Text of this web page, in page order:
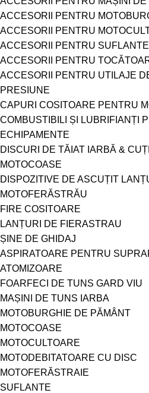
ACCESORII PENTRU
ACCESORII PENTRU
ACCESORII PENTRU SUFLANTE
ACCESORII PENTRU
ACCESORII PENTRU UTILAJE
PRESIUNE
CAPURI COSITOARE PENTRU
COMBUSTIBILI ȘI LUBRIFIANȚI
ECHIPAMENTE
DISCURI DE TĂIAT IARBĂ &
MOTOCOASE
DISPOZITIVE DE ASCUȚIT
MOTOFERĂSTRĂU
FIRE COSITOARE
LANȚURI DE FIERASTRAU
ȘINE DE GHIDAJ
ASPIRATOARE PENTRU
ATOMIZOARE
FOARFECI DE TUNS GARD VIU
MAȘINI DE TUNS IARBA
MOTOBURGHIE DE PĂMÂNT
MOTOCOASE
MOTOCULTOARE
MOTODEBITATOARE CU DISC
MOTOFERĂSTRAIE
SUFLANTE